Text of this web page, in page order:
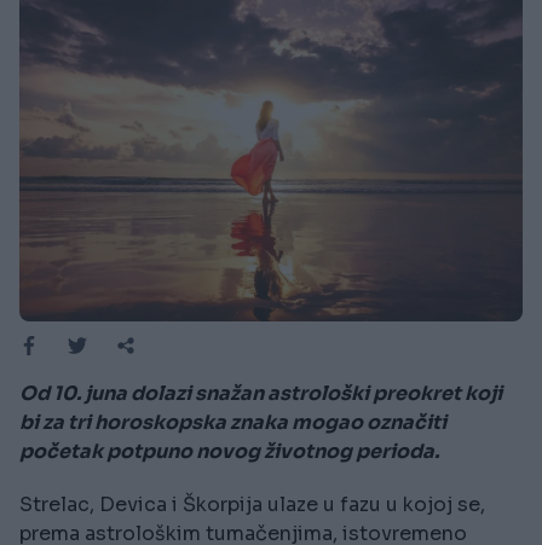
Od 10. juna dolazi snažan astrološki preokret koji
bi za tri horoskopska znaka mogao označiti
početak potpuno novog životnog perioda.
Strelac, Devica i Škorpija ulaze u fazu u kojoj se,
prema astrološkim tumačenjima, istovremeno